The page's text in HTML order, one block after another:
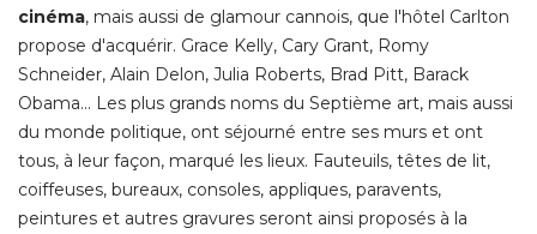
cinéma, mais aussi de glamour cannois, que l'hôtel Carlton
propose d'acquérir. Grace Kelly, Cary Grant, Romy
Schneider, Alain Delon, Julia Roberts, Brad Pitt, Barack
Obama... Les plus grands noms du Septième art, mais aussi
du monde politique, ont séjourné entre ses murs et ont
tous, à leur façon, marqué les lieux. Fauteuils, têtes de lit,
coiffeuses, bureaux, consoles, appliques, paravents,
peintures et autres gravures seront ainsi proposés à la